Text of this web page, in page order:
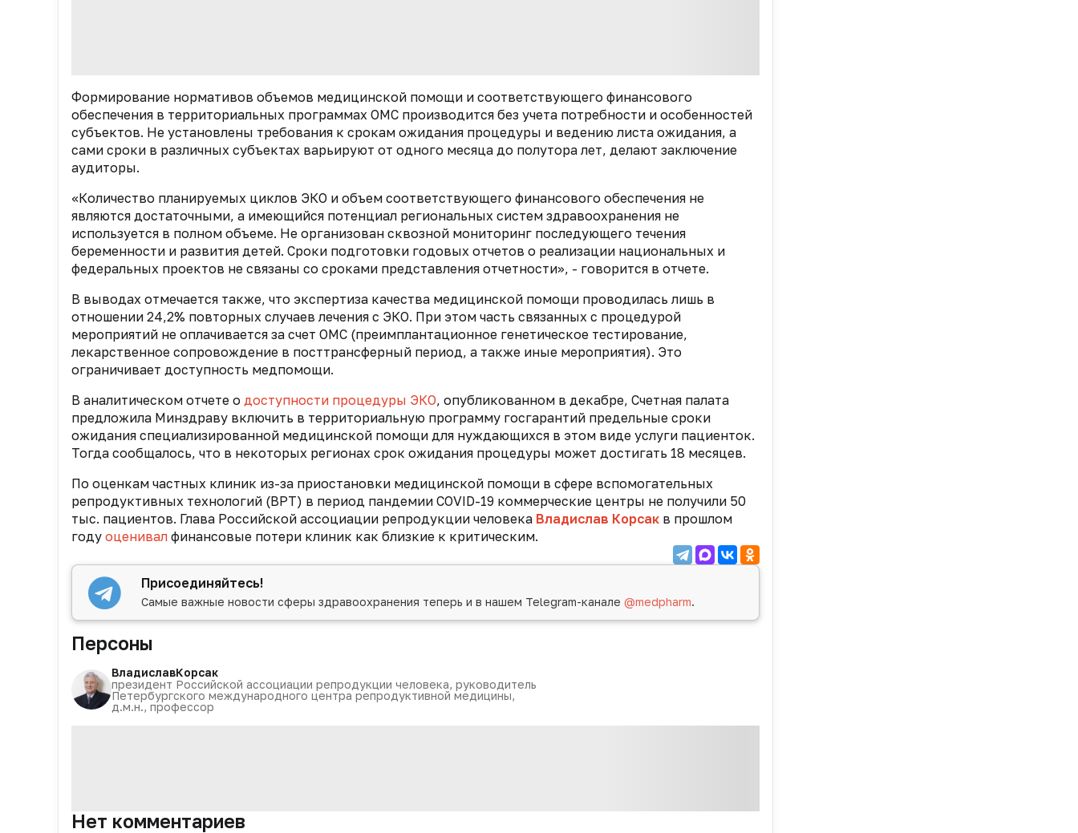
Формирование нормативов объемов медицинской помощи и соответствующего финансового
обеспечения в территориальных программах ОМС производится без учета потребности и особенностей
субъектов. Не установлены требования к срокам ожидания процедуры и ведению листа ожидания, а
сами сроки в различных субъектах варьируют от одного месяца до полутора лет, делают заключение
аудиторы.
«Количество планируемых циклов ЭКО и объем соответствующего финансового обеспечения не
являются достаточными, а имеющийся потенциал региональных систем здравоохранения не
используется в полном объеме. Не организован сквозной мониторинг последующего течения
беременности и развития детей. Сроки подготовки годовых отчетов о реализации национальных и
федеральных проектов не связаны со сроками представления отчетности», - говорится в отчете.
В выводах отмечается также, что экспертиза качества медицинской помощи проводилась лишь в
отношении 24,2% повторных случаев лечения с ЭКО. При этом часть связанных с процедурой
мероприятий не оплачивается за счет ОМС (преимплантационное генетическое тестирование,
лекарственное сопровождение в посттрансферный период, а также иные мероприятия). Это
ограничивает доступность медпомощи.
В аналитическом отчете о доступности процедуры ЭКО, опубликованном в декабре, Счетная палата
предложила Минздраву включить в территориальную программу госгарантий предельные сроки
ожидания специализированной медицинской помощи для нуждающихся в этом виде услуги пациенток.
Тогда сообщалось, что в некоторых регионах срок ожидания процедуры может достигать 18 месяцев.
По оценкам частных клиник из-за приостановки медицинской помощи в сфере вспомогательных
репродуктивных технологий (ВРТ) в период пандемии COVID-19 коммерческие центры не получили 50
тыс. пациентов. Глава Российской ассоциации репродукции человека Владислав Корсак в прошлом
году оценивал финансовые потери клиник как близкие к критическим.
Присоединяйтесь!
Самые важные новости сферы здравоохранения теперь и в нашем Telegram-канале@medpharm.
Персоны
ВладиславКорсак
президент Российской ассоциации репродукции человека, руководитель
Петербургского международного центра репродуктивной медицины,
д.м.н., профессор
Нет комментариев